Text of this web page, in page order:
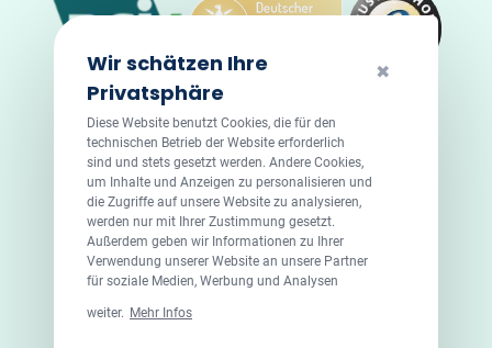
© 2026 DoktorABC.com
Doktorabc.com ist eine Vermittlungsplattform. Doktorabc ist
✖
Wir schätzen Ihre
Privatsphäre
Diese Website benutzt Cookies, die für den
technischen Betrieb der Website erforderlich
sind und stets gesetzt werden. Andere Cookies,
um Inhalte und Anzeigen zu personalisieren und
die Zugriffe auf unsere Website zu analysieren,
werden nur mit Ihrer Zustimmung gesetzt.
Außerdem geben wir Informationen zu Ihrer
Verwendung unserer Website an unsere Partner
für soziale Medien, Werbung und Analysen
weiter. Mehr Infos